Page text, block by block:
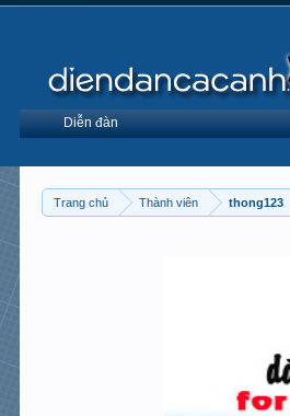
Trang chủ Thành viên thong123
Diễn đàn